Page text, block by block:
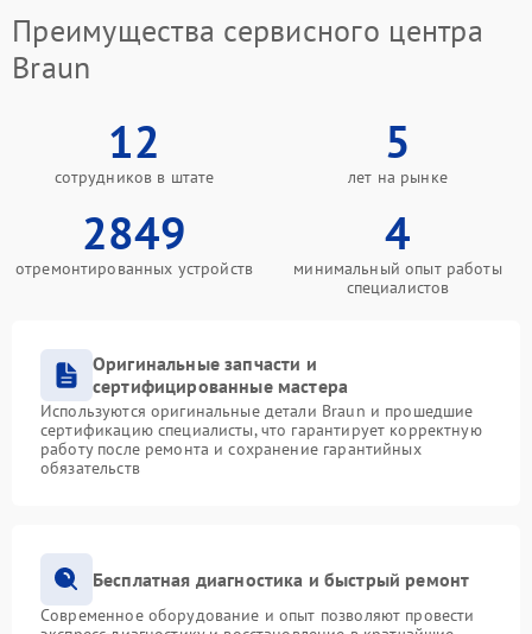
Преимущества сервисного центра
Braun
12
сотрудников в штате
5
лет на рынке
2849
отремонтированных устройств
4
минимальный опыт работы
специалистов
Оригинальные запчасти и
сертифицированные мастера
Используются оригинальные детали Braun и прошедшие
сертификацию специалисты, что гарантирует корректную
работу после ремонта и сохранение гарантийных
обязательств
Бесплатная диагностика и быстрый ремонт
Современное оборудование и опыт позволяют провести